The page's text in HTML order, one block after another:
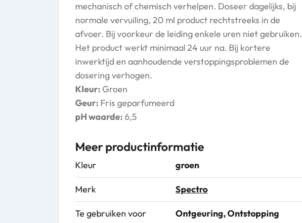
mechanisch of chemisch verhelpen. Doseer dagelijks, bij
normale vervuiling, 20 ml product rechtstreeks in de
afvoer. Bij voorkeur de leiding enkele uren niet gebruiken.
Het product werkt minimaal 24 uur na. Bij kortere
inwerktijd en aanhoudende verstoppingsproblemen de
dosering verhogen.
Kleur: Groen
Geur: Fris geparfumeerd
pH waarde:6,5
Meer productinformatie
Kleur groen
Merk Spectro
Te gebruiken voor Ontgeuring, Ontstopping